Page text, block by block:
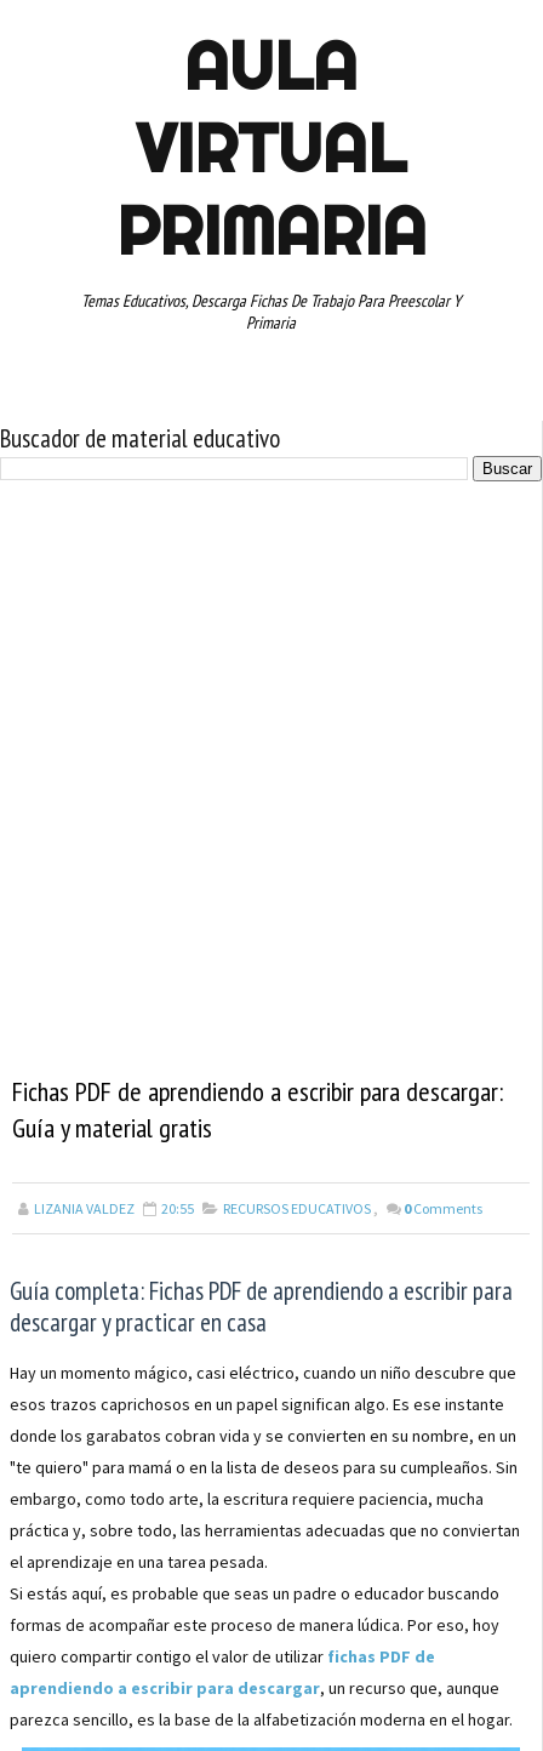
AULA
VIRTUAL
PRIMARIA
Temas Educativos, Descarga Fichas De Trabajo Para Preescolar Y
Primaria
Buscador de material educativo
Fichas PDF de aprendiendo a escribir para descargar:
Guía y material gratis
LIZANIA VALDEZ 20:55 RECURSOS EDUCATIVOS , 0 Comments
Guía completa: Fichas PDF de aprendiendo a escribir para
descargar y practicar en casa
Hay un momento mágico, casi eléctrico, cuando un niño descubre que
esos trazos caprichosos en un papel significan algo. Es ese instante
donde los garabatos cobran vida y se convierten en su nombre, en un
"te quiero" para mamá o en la lista de deseos para su cumpleaños. Sin
embargo, como todo arte, la escritura requiere paciencia, mucha
práctica y, sobre todo, las herramientas adecuadas que no conviertan
el aprendizaje en una tarea pesada.
Si estás aquí, es probable que seas un padre o educador buscando
formas de acompañar este proceso de manera lúdica. Por eso, hoy
quiero compartir contigo el valor de utilizar fichas PDF de
aprendiendo a escribir para descargar, un recurso que, aunque
parezca sencillo, es la base de la alfabetización moderna en el hogar.